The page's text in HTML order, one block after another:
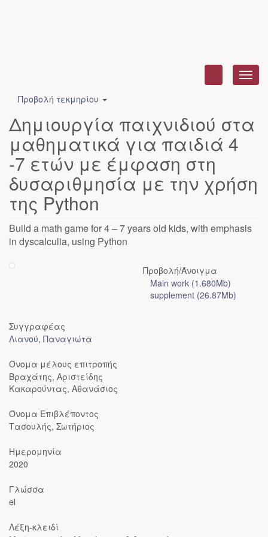
Προβολή τεκμηρίου
Δημιουργία παιχνιδιού στα
μαθηματικά για παιδιά 4
-7 ετών με έμφαση στη
δυσαριθμησία με την χρήση
της Python
Build a math game for 4 – 7 years old kids, with emphasis
in dyscalculia, using Python
Προβολή/Άνοιγμα
Main work (1.680Mb)
supplement (26.87Mb)
Συγγραφέας
Λιανού, Παναγιώτα
Όνομα μέλους επιτροπής
Βραχάτης, Αριστείδης
Κακαρούντας, Αθανάσιος
Όνομα Επιβλέποντος
Τασουλής, Σωτήριος
Ημερομηνία
2020
Γλώσσα
el
Λέξη-κλειδί